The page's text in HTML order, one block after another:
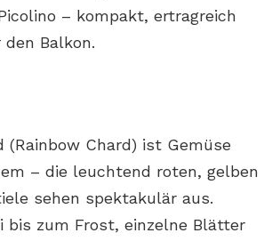
– kompakt, ertragreich
Balkon.
(Rainbow Chard) ist Gemüse
– die leuchtend roten, gelben
sehen spektakulär aus.
bis zum Frost, einzelne Blätter